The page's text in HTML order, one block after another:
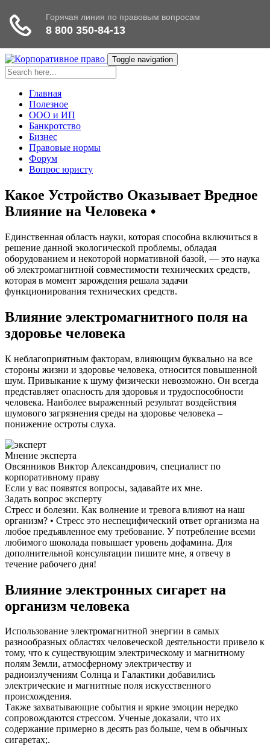
Toggle navigation
Главная
Полезное
ООО и ИП
Банкротство
Бизнес
Правовые нормы
Форум
Вопрос юристу
Какое Устройство Оказывает Вредное
Влияние на Человека •
Единственная область науки, которая способна включиться в
решение данной экологической проблемы, обладая
оборудованием и некоторой нормативной базой, — это наука
об электромагнитной совместимости технических средств,
которая в момент зарождения решала задачи
функционирования технических средств.
Влияние электромагнитного поля на
здоровье человека
К неблагоприятным факторам, влияющим буквально на все
стороны жизни и здоровье человека, относится повышенной
шум. Привыкание к шуму физически невозможно. Он всегда
представляет опасность для здоровья и трудоспособности
человека. Наиболее выраженный результат воздействия
шумового загрязнения среды на здоровье человека –
понижение остроты слуха.
Мнение эксперта
Овсянников Виктор Александрович, специалист по
корпоративному праву
Если у вас появятся вопросы, задавайте их мне.
Задать вопрос эксперту
Стресс и болезни. Как волнение и тревога влияют на наш
организм? • Стресс это неспецифический ответ организма на
любое предъявленное ему требование. У потребление всеми
любимого шоколада повышает уровень дофамина. Для
дополнительной консультации пишите мне, я отвечу в
течение рабочего дня!
Влияние электронных сигарет на
организм человека
Использование электромагнитной энергии в самых
разнообразных областях человеческой деятельности привело к
тому, что к существующим электрическому и магнитному
полям Земли, атмосферному электричеству и
радиоизлучениям Солнца и Галактики добавились
электрические и магнитные поля искусственного
происхождения.
Также захватывающие события и яркие эмоции нередко
сопровождаются стрессом. Ученые доказали, что их
содержание примерно в десять раз больше, чем в обычных
сигаретах;.